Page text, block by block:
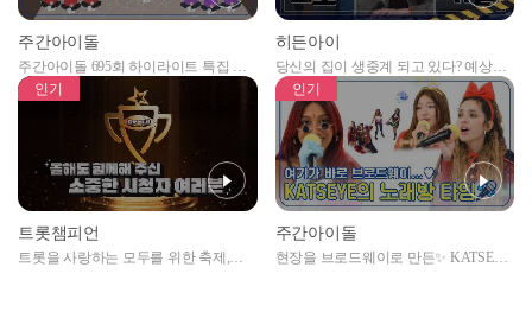
주간아이돌
주간아이돌 695회 하이라이트 특집 남
자아이돌편 예고
히든아이
당신의 집이 생중계 되고 있다? 예상치
못한 곳에서 일어나는 불법촬영 범죄!
인기
트롯챔피언
트롯을 사랑하는 모두를 위한 축제,
인기
주간아이돌
현장을 브로드웨이로 만든✨ KATSEYE